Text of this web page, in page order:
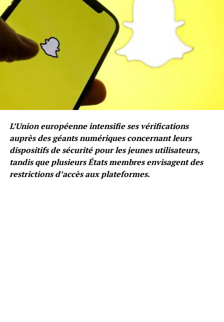
L’Union européenne intensifie ses vérifications
auprès des géants numériques concernant leurs
dispositifs de sécurité pour les jeunes utilisateurs,
tandis que plusieurs États membres envisagent des
restrictions d’accès aux plateformes.